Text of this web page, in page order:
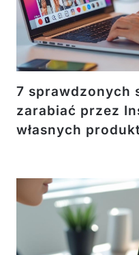
7 sprawdzonych
zarabiać przez
własnych